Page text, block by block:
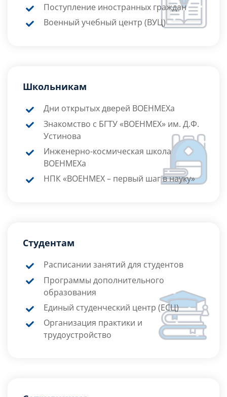
Поступление иностранных граждан
Военный учебный центр (ВУЦ)
Школьникам
Дни открытых дверей ВОЕНМЕХа
Знакомство с БГТУ «ВОЕНМЕХ» им. Д.Ф.
Устинова
Инженерно-космическая школа
ВОЕНМЕХа
НПК «ВОЕНМЕХ – первый шаг в науку»
Студентам
Расписании занятий для студентов
Программы дополнительного
образования
Единый студенческий центр (ЕСЦ)
Организация практики и
трудоустройство